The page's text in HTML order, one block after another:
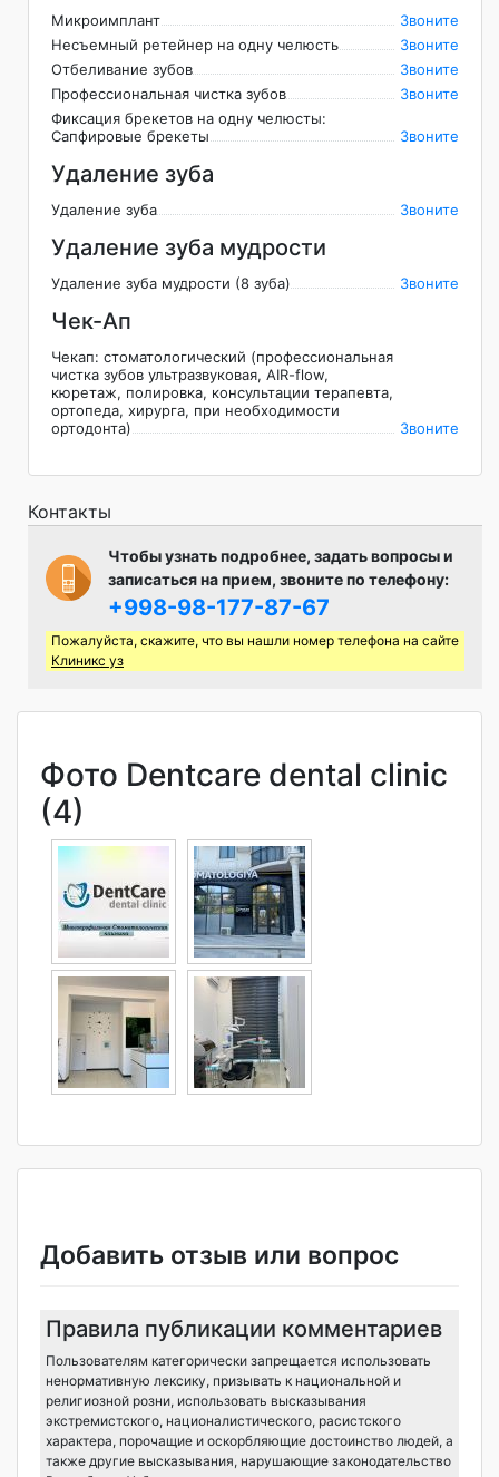
Микроимплант
Звоните
Несъемный ретейнер на одну челюсть
Звоните
Отбеливание зубов
Звоните
Профессиональная чистка зубов
Звоните
Фиксация брекетов на одну челюсты:
Сапфировые брекеты
Звоните
Удаление зуба
Удаление зуба Звоните
Удаление зуба мудрости
Удаление зуба мудрости (8 зуба) Звоните
Чек-Ап
Чекап: стоматологический (профессиональная
чистка зубов ультразвуковая, AIR-flow,
кюретаж, полировка, консультации терапевта,
ортопеда, хирурга, при необходимости
ортодонта)
Звоните
Контакты
Чтобы узнать подробнее, задать вопросы и
записаться на прием, звоните по телефону:
+998-98-177-87-67
Пожалуйста, скажите, что вы нашли номер телефона на сайте
Клиникс уз
Фото Dentcare dental clinic
(4)
Добавить отзыв или вопрос
Правила публикации комментариев
Пользователям категорически запрещается использовать
ненормативную лексику, призывать к национальной и
религиозной розни, использовать высказывания
экстремистского, националистического, расистского
характера, порочащие и оскорбляющие достоинство людей, а
также другие высказывания, нарушающие законодательство